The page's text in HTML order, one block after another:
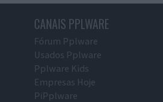
CANAIS PPLWARE
Fórum Pplware
Usados Pplware
Pplware Kids
Empresas Hoje
PiPplware